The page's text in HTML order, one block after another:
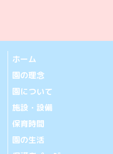
ホーム
園の理念
園について
施設・設備
保育時間
園の生活